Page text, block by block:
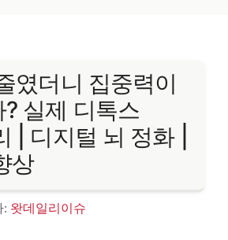
였더니 집중력이
실제 디톡스
| 디지털 뇌 정화 |
상
: 왓데일리이슈